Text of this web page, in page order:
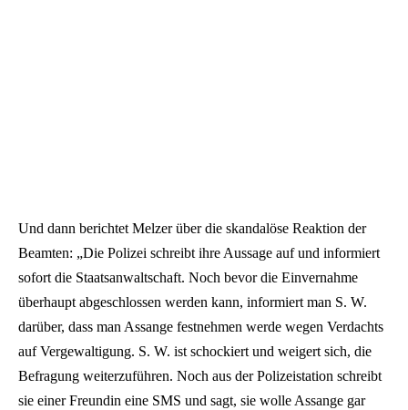
Und dann berichtet Melzer über die skandalöse Reaktion der
Beamten: „Die Polizei schreibt ihre Aussage auf und informiert
sofort die Staats­anwaltschaft. Noch bevor die Einvernahme
überhaupt abgeschlossen werden kann, informiert man S. W.
darüber, dass man Assange festnehmen werde wegen Verdachts
auf Vergewaltigung. S. W. ist schockiert und weigert sich, die
Befragung weiterzuführen. Noch aus der Polizei­station schreibt
sie einer Freundin eine SMS und sagt, sie wolle Assange gar